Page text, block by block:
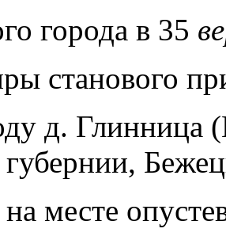
города в 35
станового
д. Глинница
месте